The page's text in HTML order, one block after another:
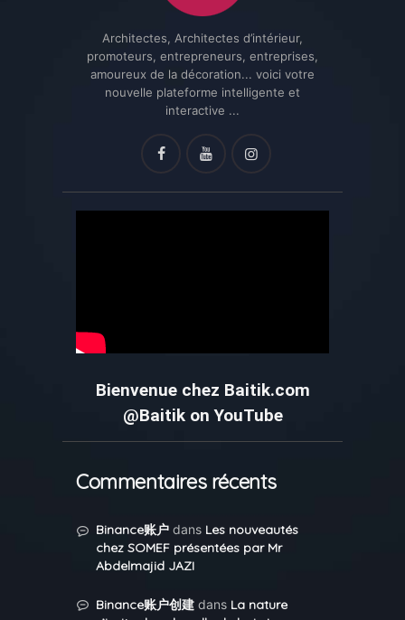
Architectes, Architectes d’intérieur,
promoteurs, entrepreneurs, entreprises,
amoureux de la décoration... voici votre
nouvelle plateforme intelligente et
interactive ...
Bienvenue chez Baitik.com
@Baitik on YouTube
Commentaires récents
Binance账户dans Les nouveautés
chez SOMEF présentées par Mr
Abdelmajid JAZI
Binance账户创建dans La nature